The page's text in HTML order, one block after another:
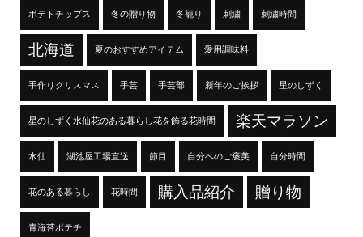
ポテトチップス 冬の贈り物 冬籠り 刺繍 刺繍時間
北海道 夏のおすすめアイテム 愛用調味料
手作りクリスマス 手芸 手芸部 新年のご挨拶 星のしずく
星のしずく水仙花のある暮らし花を飾る花時間 楽天マラソン
水仙 湖池屋工場直送 節目 自分へのご褒美 自分時間
花のある暮らし 花時間 購入品紹介 贈り物
青海苔ポテチ